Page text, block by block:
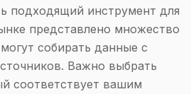
подходящий инструмент для
представлено множество
собирать данные с
Важно выбрать
соответствует вашим